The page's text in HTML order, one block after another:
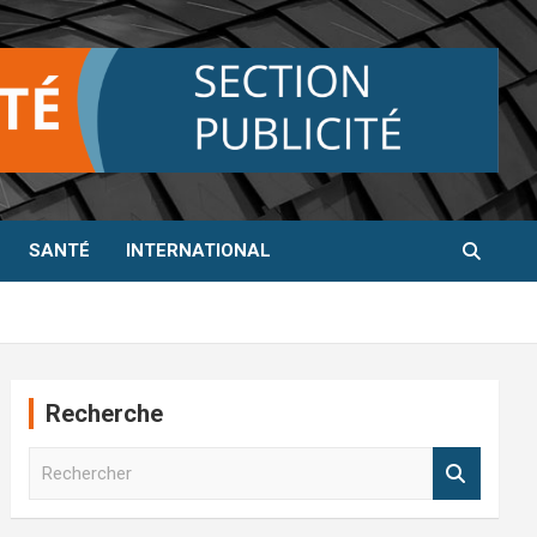
SANTÉ INTERNATIONAL
Recherche